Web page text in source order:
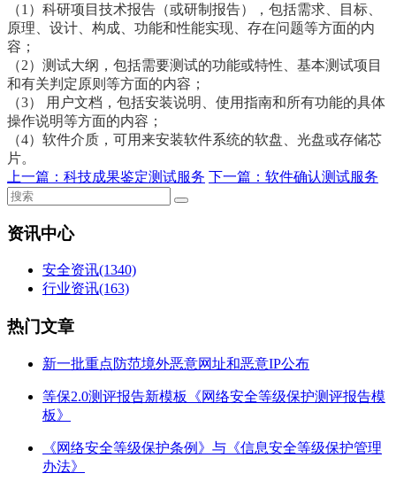
（1 ）科研项目技术报告（或研制报告），包括需求、目标、
原理、设计、构成、功能和性能实现、存在问题等方面的内
容；
（2）测试大纲，包括需要测试的功能或特性、基本测试项目
和有关判定原则等方面的内容；
（3）
用户文档，包括安装说明、使用指南和所有功能的具体
操作说明等方面的内容；
（4）软件介质，可用来安装软件系统的软盘、光盘或存储芯
片。
上一篇： 科技成果鉴定测试服务 下一篇： 软件确认测试服务
资讯中心
安全资讯(1340)
行业资讯(163)
热门文章
新一批重点防范境外恶意网址和恶意IP公布
等保2.0测评报告新模板《网络安全等级保护测评报告模
板》
《网络安全等级保护条例》与《信息安全等级保护管理
办法》